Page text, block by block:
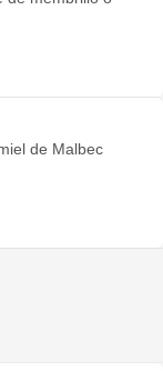
de Malbec